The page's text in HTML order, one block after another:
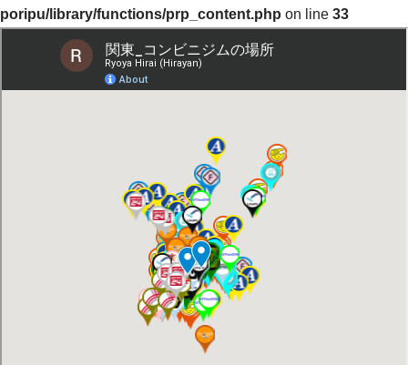
poripu/library/functions/prp_content.php on line 33